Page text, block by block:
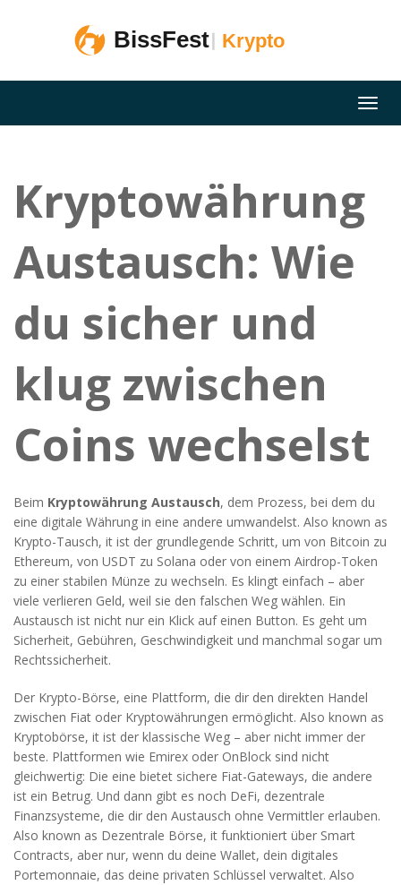
Kryptowährung
Austausch: Wie
du sicher und
klug zwischen
Coins wechselst
Beim Kryptowährung Austausch, dem Prozess, bei dem du
eine digitale Währung in eine andere umwandelst. Also known as
Krypto-Tausch, it ist der grundlegende Schritt, um von Bitcoin zu
Ethereum, von USDT zu Solana oder von einem Airdrop-Token
zu einer stabilen Münze zu wechseln. Es klingt einfach – aber
viele verlieren Geld, weil sie den falschen Weg wählen. Ein
Austausch ist nicht nur ein Klick auf einen Button. Es geht um
Sicherheit, Gebühren, Geschwindigkeit und manchmal sogar um
Rechtssicherheit.
Der Krypto-Börse, eine Plattform, die dir den direkten Handel
zwischen Fiat oder Kryptowährungen ermöglicht. Also known as
Kryptobörse, it ist der klassische Weg – aber nicht immer der
beste. Plattformen wie Emirex oder OnBlock sind nicht
gleichwertig: Die eine bietet sichere Fiat-Gateways, die andere
ist ein Betrug. Und dann gibt es noch DeFi, dezentrale
Finanzsysteme, die dir den Austausch ohne Vermittler erlauben.
Also known as Dezentrale Börse, it funktioniert über Smart
Contracts, aber nur, wenn du deine Wallet, dein digitales
Portemonnaie, das deine privaten Schlüssel verwaltet. Also